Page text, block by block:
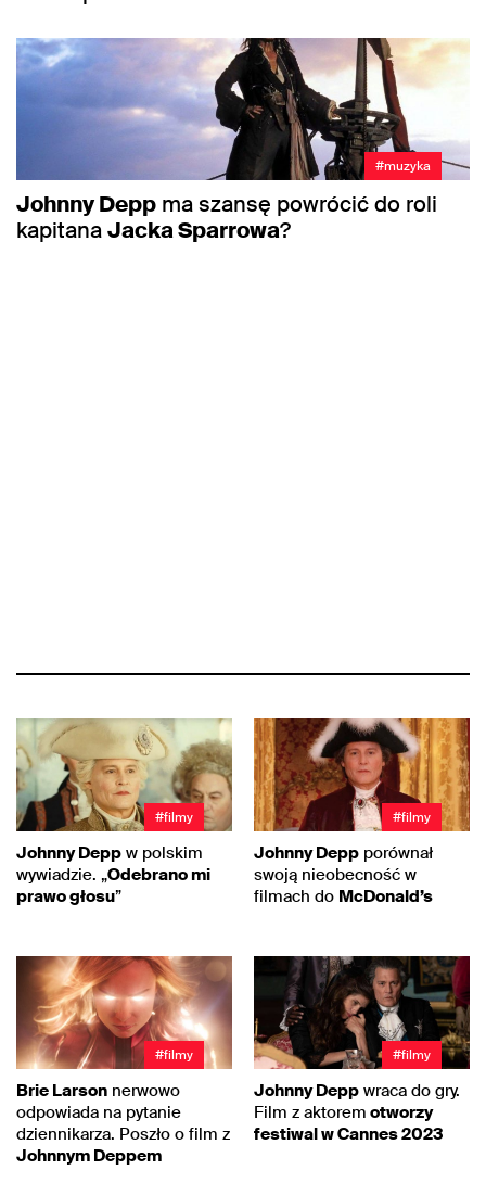
#muzyka
Johnny Depp ma szansę powrócić do roli
kapitanaJacka Sparrowa?
#filmy
Johnny Depp w polskim
wywiadzie. „Odebrano mi
prawo głosu”
#filmy
Johnny Depp porównał
swoją nieobecność w
filmach do McDonald’s
#filmy
Brie Larson nerwowo
odpowiada na pytanie
dziennikarza. Poszło o film z
Johnnym Deppem
#filmy
Johnny Depp wraca do gry.
Film z aktorem otworzy
festiwal w Cannes 2023